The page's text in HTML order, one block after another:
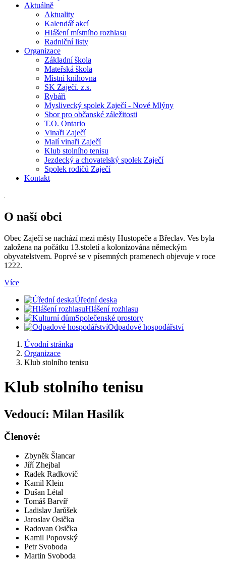
Aktuálně
Aktuality
Kalendář akcí
Hlášení místního rozhlasu
Radniční listy
Organizace
Základní škola
Mateřská škola
Místní knihovna
SK Zaječí. z.s.
Rybáři
Myslivecký spolek Zaječí - Nové Mlýny
Sbor pro občanské záležitosti
T.O. Ontario
Vinaři Zaječí
Malí vinaři Zaječí
Klub stolního tenisu
Jezdecký a chovatelský spolek Zaječí
Spolek rodičů Zaječí
Kontakt
O naší obci
Obec Zaječí se nachází mezi městy Hustopeče a Břeclav. Ves byla
založena na počátku 13.století a kolonizována německým
obyvatelstvem. Poprvé se v písemných pramenech objevuje v roce
1222.
Více
Úřední deska
Hlášení rozhlasu
Společenské prostory
Odpadové hospodářství
Úvodní stránka
Organizace
Klub stolního tenisu
Klub stolního tenisu
Vedoucí: Milan Hasilík
Členové:
Zbyněk Šlancar
Jiří Zhejbal
Radek Radkovič
Kamil Klein
Dušan Létal
Tomáš Barvíř
Ladislav Jarůšek
Jaroslav Osička
Radovan Osička
Kamil Popovský
Petr Svoboda
Martin Svoboda